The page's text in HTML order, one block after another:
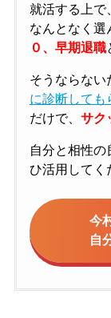
就活する上で、
なんとなく選
０、早期退職
そうならない
に診断しても
だけで、 サク
自分と相性
ひ活用してく
今
自